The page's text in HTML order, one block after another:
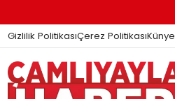
Gizlilik PolitikasıÇerez PolitikasıKünye